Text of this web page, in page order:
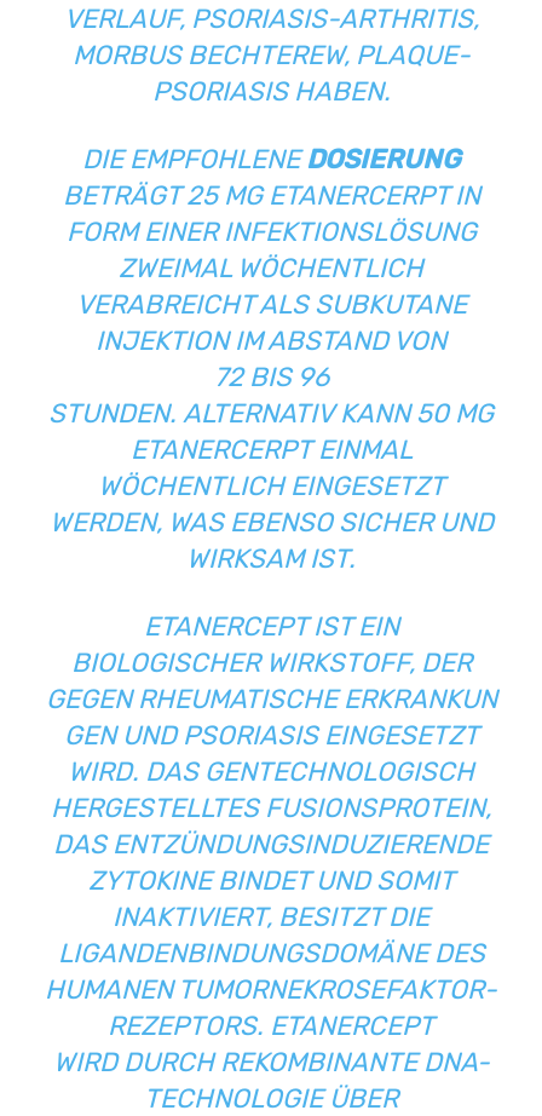
VERLAUF, PSORIASIS-ARTHRITIS,
MORBUS BECHTEREW, PLAQUE-
PSORIASIS HABEN.
DIE EMPFOHLENEDOSIERUNG
BETRÄGT 25 MG ETANERCERPT IN
FORM EINER INFEKTIONSLÖSUNG
ZWEIMAL WÖCHENTLICH
VERABREICHT ALS SUBKUTANE
INJEKTION IM ABSTAND VON
72 BIS 96
STUNDEN. ALTERNATIV KANN 50 MG
ETANERCERPT EINMAL
WÖCHENTLICH EINGESETZT
WERDEN, WAS EBENSO SICHER UND
WIRKSAM IST.
ETANERCEPT IST EIN
BIOLOGISCHER WIRKSTOFF, DER
GEGEN RHEUMATISCHE ERKRANKUN
GEN UND PSORIASIS EINGESETZT
WIRD. DAS GENTECHNOLOGISCH
HERGESTELLTES FUSIONSPROTEIN,
DAS ENTZÜNDUNGSINDUZIERENDE
ZYTOKINE BINDET UND SOMIT
INAKTIVIERT, BESITZT DIE
LIGANDENBINDUNGSDOMÄNE DES
HUMANEN TUMORNEKROSEFAKTOR-
REZEPTORS. ETANERCEPT
WIRD DURCH REKOMBINANTE DNA-
TECHNOLOGIE ÜBER